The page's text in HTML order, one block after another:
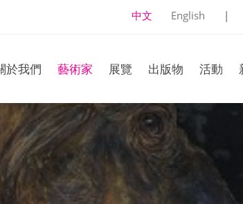
中文 English |
於我們 藝術家 展覽 出版物 活動